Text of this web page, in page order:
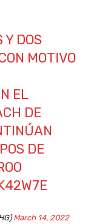
Y DOS
MOTIVO
EL
DE
DE
March 14, 2022